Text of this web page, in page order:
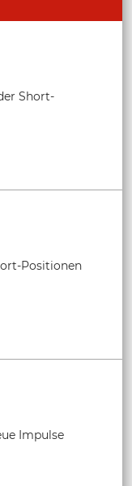
Short-
Positionen
Impulse